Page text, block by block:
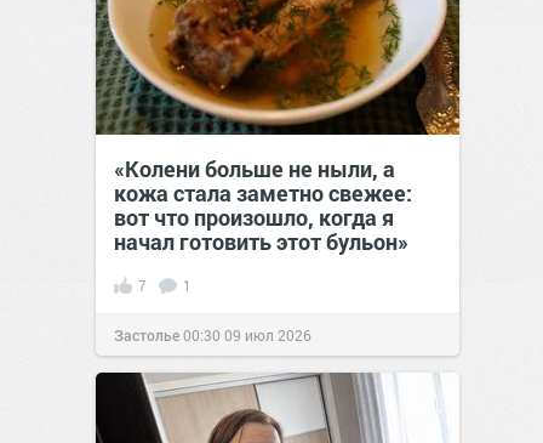
«Колени больше не ныли, а
кожа стала заметно свежее:
вот что произошло, когда я
начал готовить этот бульон»
7 1
Застолье00:30 09 июл 2026